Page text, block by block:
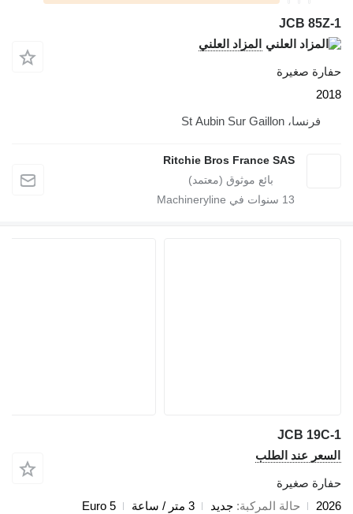
JCB 85Z-
المزاد العلني
صغيرة
فرنسا، St Aubin Sur Gaillon
Ritchie Bros France SAS
سنوات في Machineryline
JCB 19C-
عند الطلب
صغيرة
حالة المركبة جديد
Euro 5